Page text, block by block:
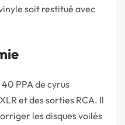
soit restitué avec
PPA de cyrus
et des sorties RCA. Il
les disques voilés